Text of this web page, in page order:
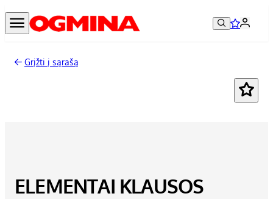
Grįžti į sąrašą
ELEMENTAI KLAUSOS